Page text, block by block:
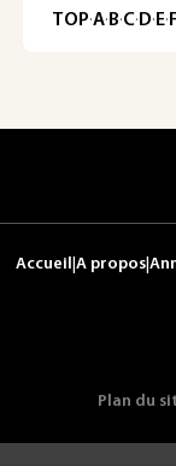
TOP·A·B·C· D· E· F
Accueil A propos
Plan du